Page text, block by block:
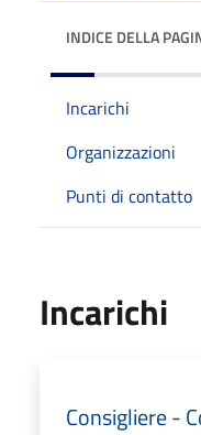
INDICE DELLA
Incarichi
Organizzazioni
Punti di contatto
Incarichi
Consigliere -